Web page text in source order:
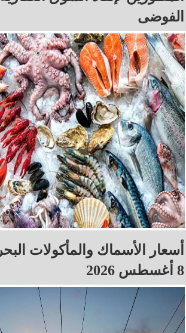
الفوضى
أسعار الأسماك والمأكولات
8 أغسطس 2026